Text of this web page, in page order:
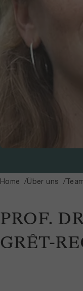
Home Über uns Team
PROF.
GRÊT-